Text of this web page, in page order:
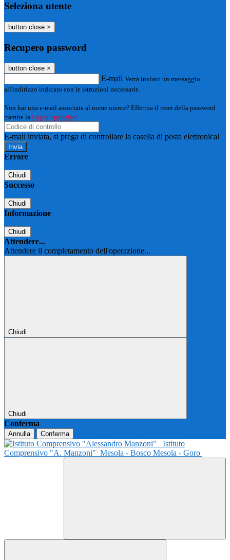
Seleziona utente
button close ×
Recupero password
button close ×
E-mail Verrà inviato un messaggio
all'indirizzo indicato con le istruzioni necessarie.
Non hai una e-mail associata al nome utente? Effettua il reset della password
tramite la Login Spaggiari
E-mail inviata, si prega di controllare la casella di posta elettronica!
Errore
Chiudi
Successo
Chiudi
Informazione
Chiudi
Attendere...
Attendere il completamento dell'operazione...
Chiudi
Chiudi
Conferma
Annulla Conferma
Istituto
Comprensivo "A. Manzoni" Mesola - Bosco Mesola - Goro